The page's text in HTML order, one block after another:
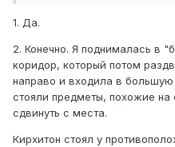
1. Да.
2. Конечно. Я поднималась в
коридор, который потом
направо и входила в
стояли предметы, похожие на
сдвинуть с места.
Кирхитон стоял у